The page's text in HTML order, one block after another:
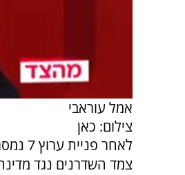
אמל עוראבי
צילום: כאן
צמד השדרנים נגד